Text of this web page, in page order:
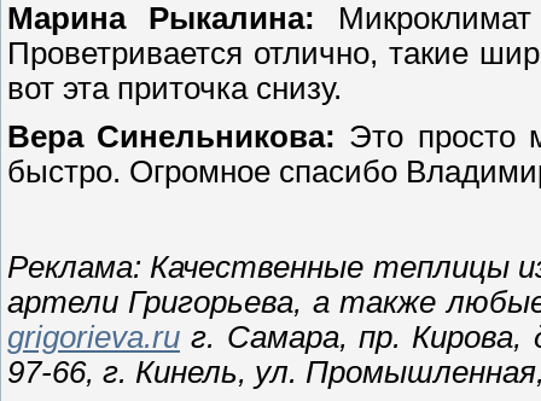
Марина Рыкалина:
Проветривается отлично, такие
вот эта приточка снизу.
Вера Синельникова: Это просто
быстро. Огромное спасибо
Реклама: Качественные теплицы
артели Григорьева, а также
grigorieva.ru г. Самара, пр. Кирова,
97-66, г. Кинель, ул.